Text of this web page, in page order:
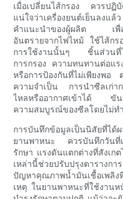
เมื่อเปลี่ยนไส้กรอง ควรป
แน่ใจว่าเครื่องยนต์เย็นลงแล้
คำแนะนำของผู้ผลิต เพื่อป้
อันตรายจากไฟไหม้ ใช้ไส้กร
การใช้งานนั้นๆ ชิ้นส่วนที่ไ
การกรอง ความทนทานต่อแ
หรือการป้องกันที่ไม่เพียงพอ
ความจำเป็น การนำซีลเก่าก
ไหลหรืออากาศเข้าได้ ขัน
ความสมบูรณ์ของซีลโดยไม่ท
การบันทึกข้อมูลเป็นนิสัยที่ได้
ยานพาหนะ ควรบันทึกวันที่เ
รักษา แรงดันแตกต่างที่สังเก
เหล่านี้ช่วยปรับปรุงตาราง
ปัญหาคุณภาพน้ำมันเชื้อเพลิง
เหตุ ในยานพาหนะที่ใช้งานห